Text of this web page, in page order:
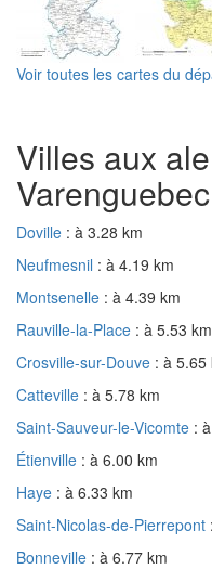
Voir toutes les cartes du
Villes aux
Varenguebec
Doville : à 3.28 km
Neufmesnil : à 4.19 km
Montsenelle : à 4.39 km
Rauville-la-Place : à 5.53 km
Crosville-sur-Douve : à 5.65
Catteville : à 5.78 km
Saint-Sauveur-le-Vicomte :
Étienville : à 6.00 km
Haye : à 6.33 km
Saint-Nicolas-de-Pierrepont
Bonneville : à 6.77 km